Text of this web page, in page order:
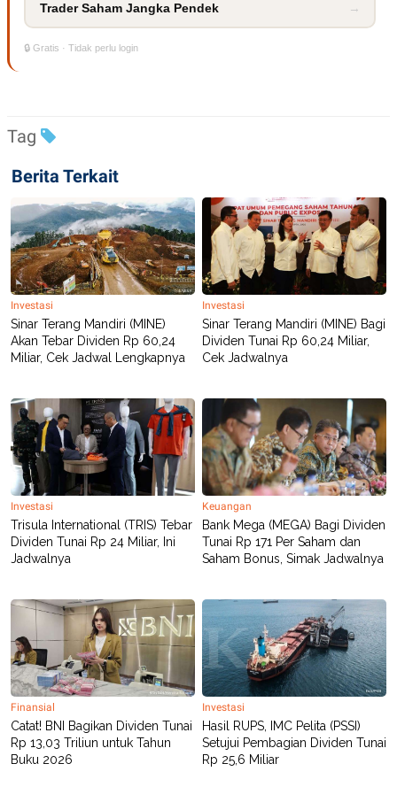
G
E
D
SITEMAPPROFILETERM
OF
USE
PEDOMAN
PEMBERITAAN
SIBER
PRIVACY
Trader Saham Jangka Pendek →
🔒 Gratis · Tidak perlu login
Tag
Berita Terkait
Investasi
Sinar Terang Mandiri (MINE)
Akan Tebar Dividen Rp 60,24
Miliar, Cek Jadwal Lengkapnya
Investasi
Sinar Terang Mandiri (MINE) Bagi
Dividen Tunai Rp 60,24 Miliar,
Cek Jadwalnya
Investasi
Trisula International (TRIS) Tebar
Dividen Tunai Rp 24 Miliar, Ini
Jadwalnya
Keuangan
Bank Mega (MEGA) Bagi Dividen
Tunai Rp 171 Per Saham dan
Saham Bonus, Simak Jadwalnya
Finansial
Catat! BNI Bagikan Dividen Tunai
Rp 13,03 Triliun untuk Tahun
Buku 2026
Investasi
Hasil RUPS, IMC Pelita (PSSI)
Setujui Pembagian Dividen Tunai
Rp 25,6 Miliar